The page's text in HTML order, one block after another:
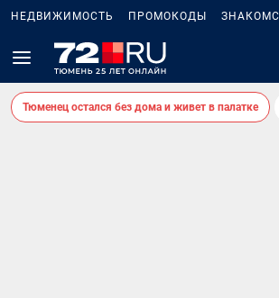
НЕДВИЖИМОСТЬ ПРОМОКОДЫ
Тюменец остался без дома и живет в палатке